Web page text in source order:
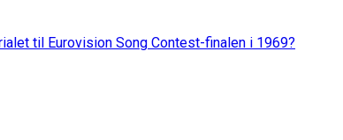
til Eurovision Song Contest-finalen i 1969?